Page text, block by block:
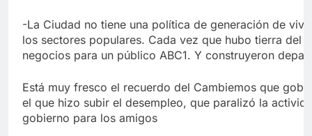
-La Ciudad no tiene una política de generación de
los sectores populares. Cada vez que hubo tierra del
negocios para un público ABC1. Y construyeron
Está muy fresco el recuerdo del Cambiemos que
el que hizo subir el desempleo, que paralizó la
gobierno para los amigos